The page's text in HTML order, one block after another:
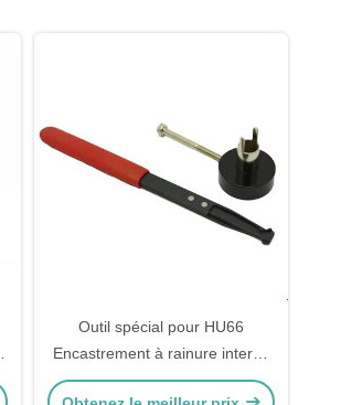
Outil spécial pour HU66
Encastrement à rainure interne
Serrurier outil Serrure ouvreur